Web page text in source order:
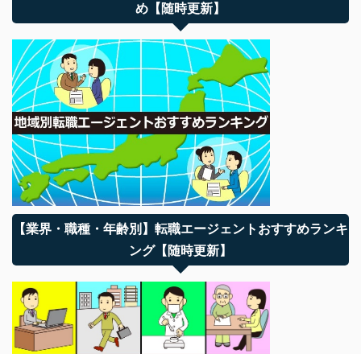
め【随時更新】
【業界・職種・年齢別】転職エージェントおすすめランキ
ング【随時更新】